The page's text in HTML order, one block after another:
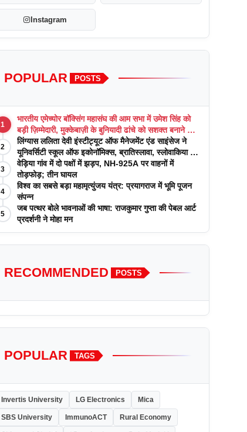
Instagram
POPULAR POSTS
1
भारतीय एमेच्योर बॉक्सिंग महासंघ की आम सभा में उमेश सिंह को
बड़ी ज़िम्मेदारी, मुक्केबाज़ी के बुनियादी ढांचे को सशक्त बनाने का
वादा
2
लिंग्यास ललिता देवी इंस्टीट्यूट ऑफ मैनेजमेंट एंड साइंसेज ने
यूनिवर्सिटी स्कूल ऑफ इकोनॉमिक्स, ब्रातिस्लावा, स्लोवाकिया के
साथ अकादमिक पत्रिकाओं में प्रकाशन रणनीतियों पर एक
दिवसीय कार्यशाला का आयोजन किया
3
वेड़िया गांव में दो पक्षों में झड़प, NH-925A पर वाहनों में
तोड़फोड़; तीन घायल
4
विश्व का सबसे बड़ा महामृत्युंजय यंत्र: प्रयागराज में भूमि पूजन
संपन्न
5
जब पत्थर बोले भावनाओं की भाषा: राजकुमार गुप्ता की पेबल आर्ट
प्रदर्शनी ने मोहा मन
RECOMMENDED POSTS
POPULAR TAGS
Invertis University LG Electronics Mica
SBS University ImmunoACT Rural Economy